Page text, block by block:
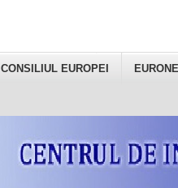
CONSILIUL EUROPEI